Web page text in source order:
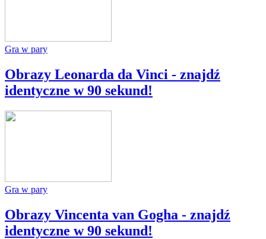
Gra w pary
Obrazy Leonarda da Vinci - znajdź
identyczne w 90 sekund!
Gra w pary
Obrazy Vincenta van Gogha - znajdź
identyczne w 90 sekund!